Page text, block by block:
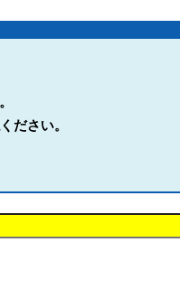
ださい。